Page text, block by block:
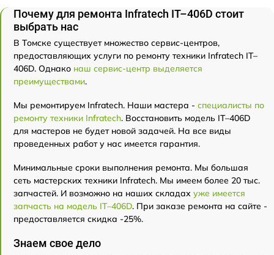
Почему для ремонта Infratech IT–406D стоит
выбрать нас
В Томске существует множество сервис-центров,
предоставляющих услуги по ремонту техники Infratech IT–
406D. Однако наш сервис-центр выделяется
преимуществами.
Мы ремонтируем Infratech. Наши мастера - специалисты по
ремонту техники Infratech. Восстановить модель IT–406D
для мастеров не будет новой задачей. На все виды
проведенных работ у нас имеется гарантия.
Минимальные сроки выполнения ремонта. Мы большая
сеть мастерских техники Infratech. Мы имеем более 20 тыс.
запчастей. И возможно на наших складах уже имеется
запчасть на модель IT–406D. При заказе ремонта на сайте -
предоставляется скидка -25%.
Знаем свое дело